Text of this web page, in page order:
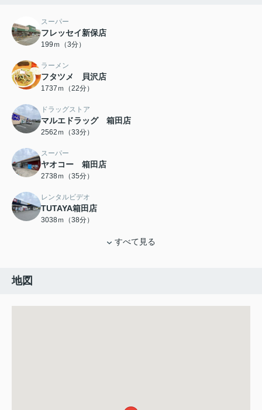
スーパー
フレッセイ新保店
199ｍ（3分）
ラーメン
フタツメ 貝沢店
1737ｍ（22分）
ドラッグストア
マルエドラッグ 箱田店
2562ｍ（33分）
スーパー
ヤオコー 箱田店
2738ｍ（35分）
レンタルビデオ
TUTAYA箱田店
3038ｍ（38分）
すべて見る
地図